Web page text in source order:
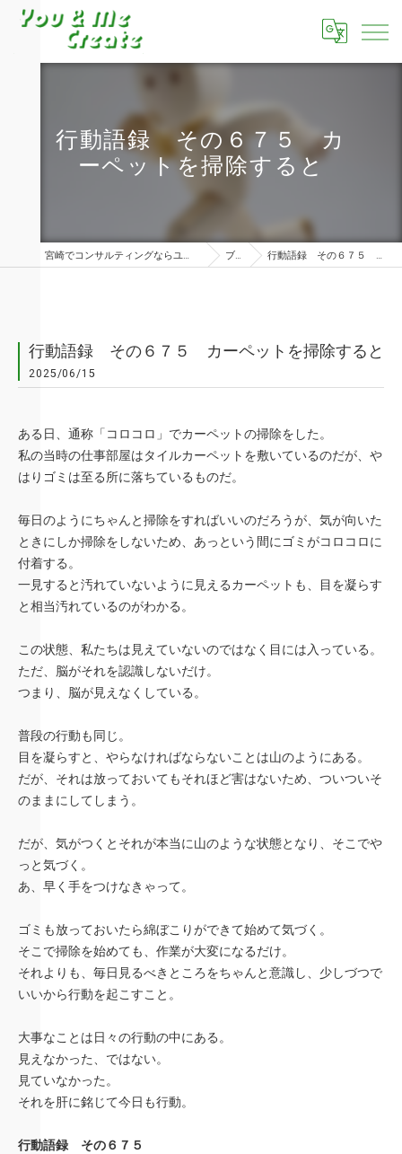
行動語録 その６７５ カ
ーペットを掃除すると
宮崎でコンサルティングならユーアンドミークリエイト株式会社 ブログ 行動語録 その６７５ カーペットを掃除すると
行動語録 その６７５ カーペットを掃除すると
2025/06/15
ある日、通称「コロコロ」でカーペットの掃除をした。
私の当時の仕事部屋はタイルカーペットを敷いているのだが、や
はりゴミは至る所に落ちているものだ。
毎日のようにちゃんと掃除をすればいいのだろうが、気が向いた
ときにしか掃除をしないため、あっという間にゴミがコロコロに
付着する。
一見すると汚れていないように見えるカーペットも、目を凝らす
と相当汚れているのがわかる。
この状態、私たちは見えていないのではなく目には入っている。
ただ、脳がそれを認識しないだけ。
つまり、脳が見えなくしている。
普段の行動も同じ。
目を凝らすと、やらなければならないことは山のようにある。
だが、それは放っておいてもそれほど害はないため、ついついそ
のままにしてしまう。
だが、気がつくとそれが本当に山のような状態となり、そこでや
っと気づく。
あ、早く手をつけなきゃって。
ゴミも放っておいたら綿ぼこりができて始めて気づく。
そこで掃除を始めても、作業が大変になるだけ。
それよりも、毎日見るべきところをちゃんと意識し、少しづつで
いいから行動を起こすこと。
大事なことは日々の行動の中にある。
見えなかった、ではない。
見ていなかった。
それを肝に銘じて今日も行動。
行動語録 その６７５